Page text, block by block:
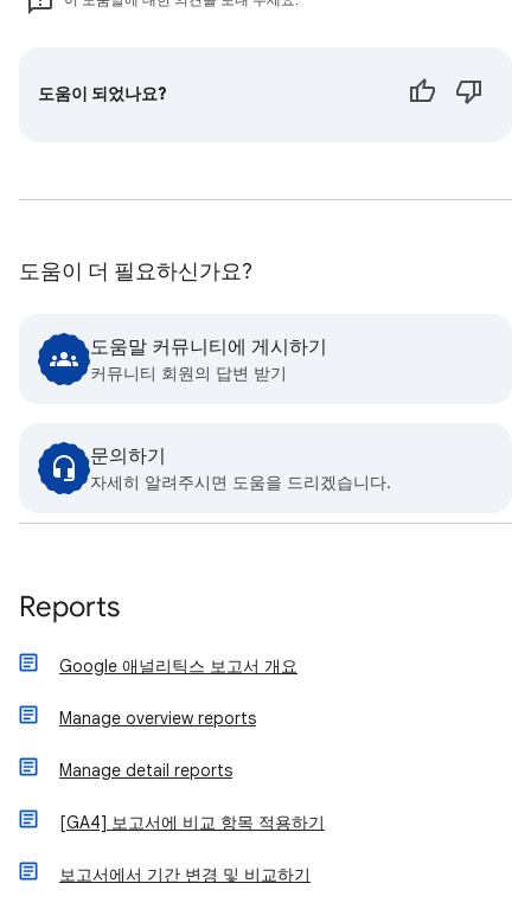
도움이 되었나요?
도움이 더 필요하신가요?
도움말 커뮤니티에 게시하기
커뮤니티 회원의 답변 받기
문의하기
자세히 알려주시면 도움을 드리겠습니다.
Reports
Google 애널리틱스 보고서 개요
Manage overview reports
Manage detail reports
[GA4] 보고서에 비교 항목 적용하기
보고서에서 기간 변경 및 비교하기